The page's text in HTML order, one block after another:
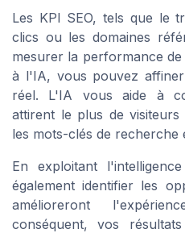
Les KPI SEO, tels que le
clics ou les domaines
mesurer la performance de
à l'IA, vous pouvez
réel. L'IA vous aide à
attirent le plus de
les mots-clés de recherche
En exploitant
également identifier les
amélioreront
conséquent, vos